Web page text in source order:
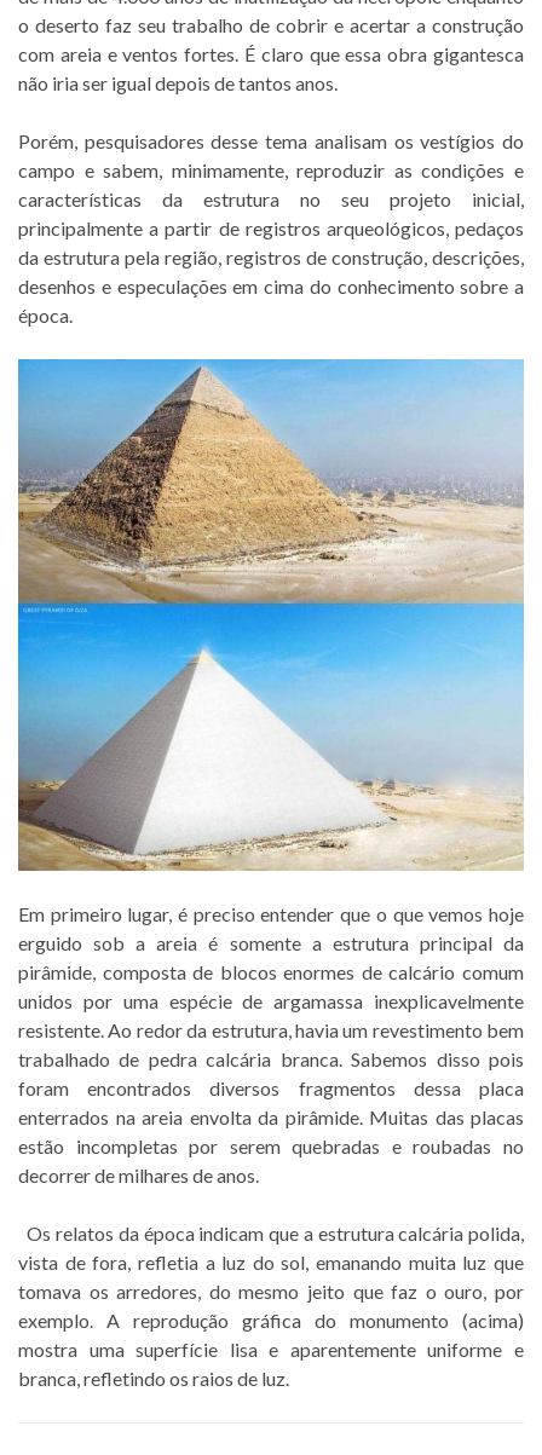
o deserto faz seu trabalho de cobrir e acertar a construção
com areia e ventos fortes. É claro que essa obra gigantesca
não iria ser igual depois de tantos anos.
Porém, pesquisadores desse tema analisam os vestígios do
campo e sabem, minimamente, reproduzir as condições e
características da estrutura no seu projeto inicial,
principalmente a partir de registros arqueológicos, pedaços
da estrutura pela região, registros de construção, descrições,
desenhos e especulações em cima do conhecimento sobre a
época.
Em primeiro lugar, é preciso entender que o que vemos hoje
erguido sob a areia é somente a estrutura principal da
pirâmide, composta de blocos enormes de calcário comum
unidos por uma espécie de argamassa inexplicavelmente
resistente. Ao redor da estrutura, havia um revestimento bem
trabalhado de pedra calcária branca. Sabemos disso pois
foram encontrados diversos fragmentos dessa placa
enterrados na areia envolta da pirâmide. Muitas das placas
estão incompletas por serem quebradas e roubadas no
decorrer de milhares de anos.
Os relatos da época indicam que a estrutura calcária polida,
vista de fora, refletia a luz do sol, emanando muita luz que
tomava os arredores, do mesmo jeito que faz o ouro, por
exemplo. A reprodução gráfica do monumento (acima)
mostra uma superfície lisa e aparentemente uniforme e
branca, refletindo os raios de luz.